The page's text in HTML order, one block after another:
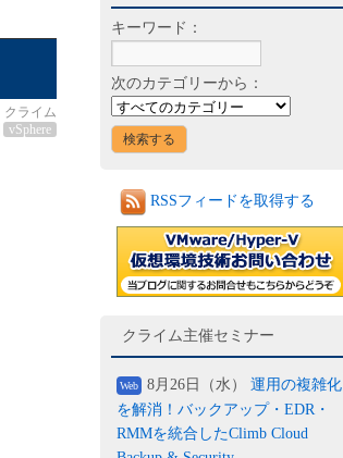
クライム
vSphere
キーワード：
次のカテゴリーから：
RSSフィードを取得する
クライム主催セミナー
Web 8月26日（水） 運用の複雑化
を解消！バックアップ・EDR・
RMMを統合したClimb Cloud